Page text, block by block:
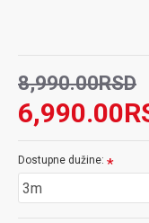
8,990.00RSD
Dostupne dužine: